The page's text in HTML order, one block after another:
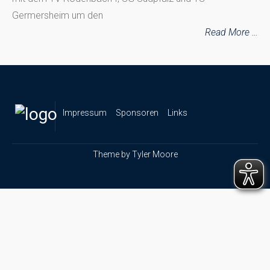
Germersheim um den
Read More …
Impressum Sponsoren Links
Theme byTyler Moore